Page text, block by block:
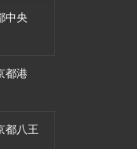
中央
都港
都八王